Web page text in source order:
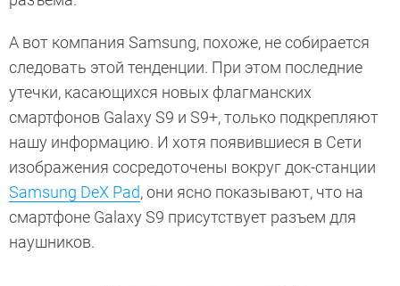
А вот компания Samsung, похоже, не собирается
следовать этой тенденции. При этом последние
утечки, касающихся новых флагманских
смартфонов Galaxy S9 и S9+, только подкрепляют
нашу информацию. И хотя появившиеся в Сети
изображения сосредоточены вокруг док-станции
Samsung DeX Pad, они ясно показывают, что на
смартфоне Galaxy S9 присутствует разъем для
наушников.